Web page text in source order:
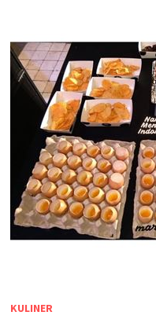
KULINER